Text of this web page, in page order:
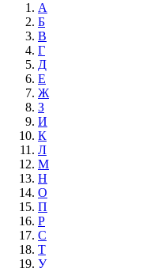
А
Б
В
Г
Д
Е
Ж
З
И
К
Л
М
Н
О
П
Р
С
Т
У